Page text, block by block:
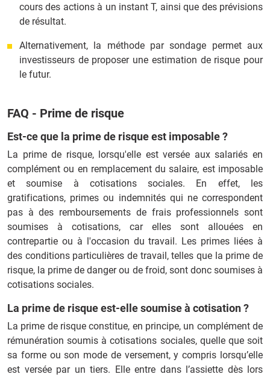
cours des actions à un instant T, ainsi que des prévisions
de résultat.
Alternativement, la méthode par sondage permet aux
investisseurs de proposer une estimation de risque pour
le futur.
FAQ - Prime de risque
Est-ce que la prime de risque est imposable ?
La prime de risque, lorsqu'elle est versée aux salariés en
complément ou en remplacement du salaire, est imposable
et soumise à cotisations sociales. En effet, les
gratifications, primes ou indemnités qui ne correspondent
pas à des remboursements de frais professionnels sont
soumises à cotisations, car elles sont allouées en
contrepartie ou à l'occasion du travail. Les primes liées à
des conditions particulières de travail, telles que la prime de
risque, la prime de danger ou de froid, sont donc soumises à
cotisations sociales.
La prime de risque est-elle soumise à cotisation ?
La prime de risque constitue, en principe, un complément de
rémunération soumis à cotisations sociales, quelle que soit
sa forme ou son mode de versement, y compris lorsqu’elle
est versée par un tiers. Elle entre dans l’assiette dès lors